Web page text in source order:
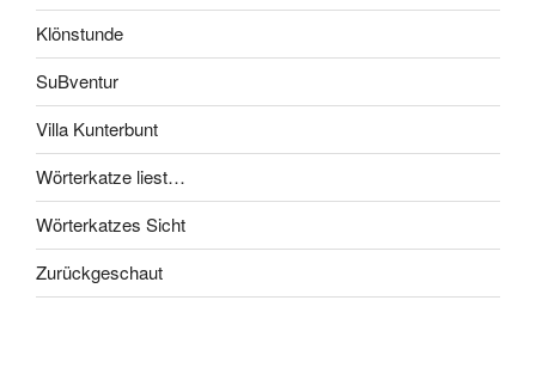
Klönstunde
SuBventur
Villa Kunterbunt
Wörterkatze liest…
Wörterkatzes Sicht
Zurückgeschaut